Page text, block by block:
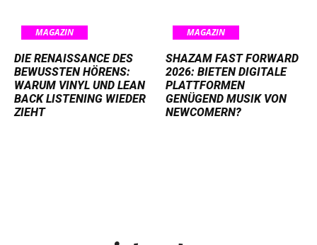
MAGAZIN
DIE RENAISSANCE DES
BEWUSSTEN HÖRENS:
WARUM VINYL UND LEAN
BACK LISTENING WIEDER
ZIEHT
MAGAZIN
SHAZAM FAST FORWARD
2026: BIETEN DIGITALE
PLATTFORMEN
GENÜGEND MUSIK VON
NEWCOMERN?